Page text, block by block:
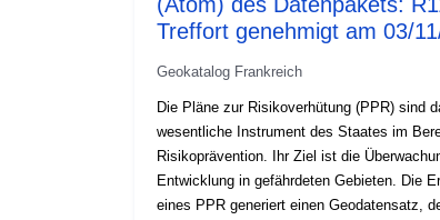
Treffort genehmigt am 03/
Geokatalog Frankreich
Die Pläne zur Risikoverhütung (PPR) sind
wesentliche Instrument des Staates im
Risikoprävention. Ihr Ziel ist die
Entwicklung in gefährdeten Gebieten. Die
eines PPR generiert einen Geodatensatz,